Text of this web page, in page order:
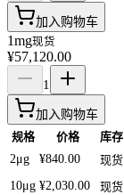
加入购物车
1mg现货
¥57,120.00
1
加入购物车
规格 价格 库存
2μg
¥840.00 现货
10μg ¥2,030.00 现货